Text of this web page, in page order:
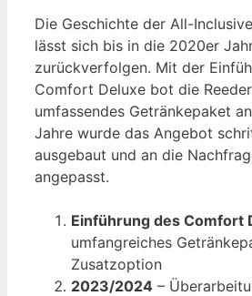
Die Geschichte der All-
lässt sich bis in die 2020er
zurückverfolgen. Mit der
Comfort Deluxe bot die
umfassendes Getränkepaket
Jahre wurde das Angebot
ausgebaut und an die
angepasst.
Einführung des Comfort
umfangreiches
Zusatzoption
2023/2024 –